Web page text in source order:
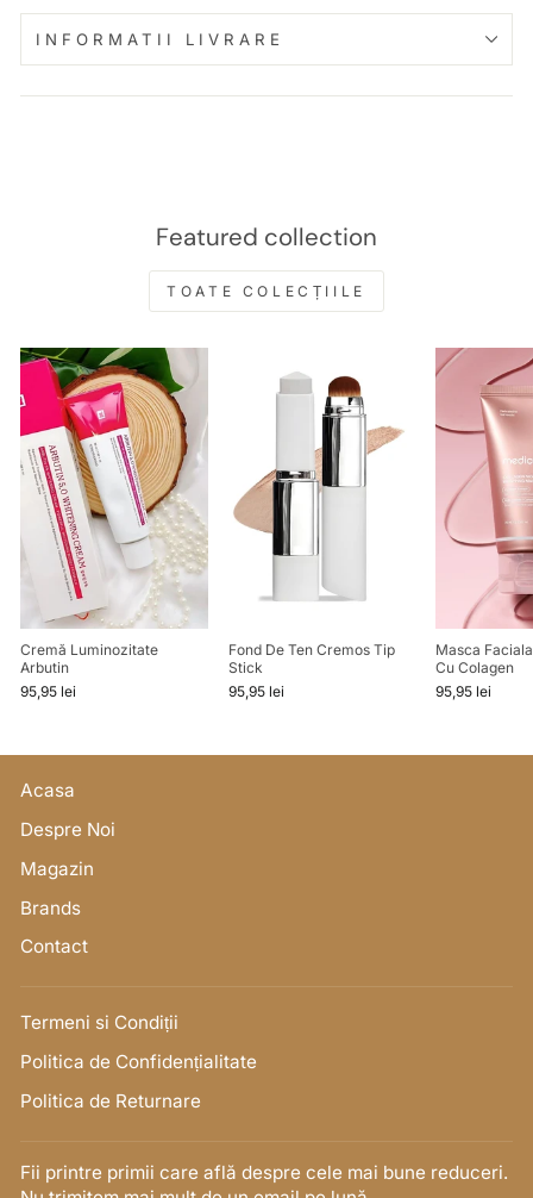
INFORMATII LIVRARE
Featured collection
TOATE COLECȚIILE
Cremă Luminozitate
Arbutin
95,95 lei
Fond De Ten Cremos Tip
Stick
95,95 lei
Masca
Cu Colagen
95,95 lei
Acasa
Despre Noi
Magazin
Brands
Contact
Termeni si Condiții
Politica de Confidențialitate
Politica de Returnare
Fii printre primii care află despre cele mai bune reduceri.